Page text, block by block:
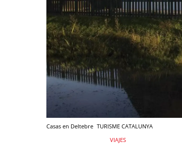
Casas en Deltebre TURISME CATALUNYA
VIAJES